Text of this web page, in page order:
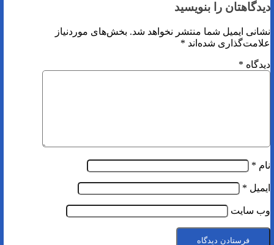
دیدگاهتان را بنویسید
نشانی ایمیل شما منتشر نخواهد شد. بخش‌های موردنیاز
علامت‌گذاری شده‌اند *
دیدگاه *
نام *
ایمیل *
وب‌ سایت